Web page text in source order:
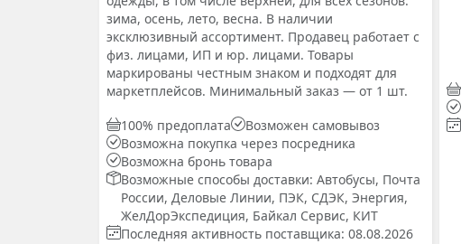
зима, осень, лето, весна. В наличии
эксклюзивный ассортимент. Продавец работает с
физ. лицами, ИП и юр. лицами. Товары
маркированы честным знаком и подходят для
маркетплейсов. Минимальный заказ — от 1 шт.
100% предоплата
Возможен самовывоз
Возможна покупка через посредника
Возможна бронь товара
Возможные способы доставки: Автобусы, Почта
России, Деловые Линии, ПЭК, СДЭК, Энергия,
ЖелДорЭкспедиция, Байкал Сервис, КИТ
Последняя активность поставщика: 08.08.2026